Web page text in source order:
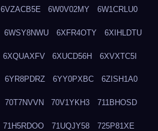
6VZACB5E 6W0V02MY 6W1CRLU0
6WSY8NWU 6XFR4OTY 6XIHLDTU
6XQUAXFV 6XUCD56H 6XVXTC5I
6YR8PDRZ 6YY0PXBC 6ZISH1A0
70T7NVVN 70V1YKH3 711BHOSD
71H5RDOO 71UQJY58 725P81XE